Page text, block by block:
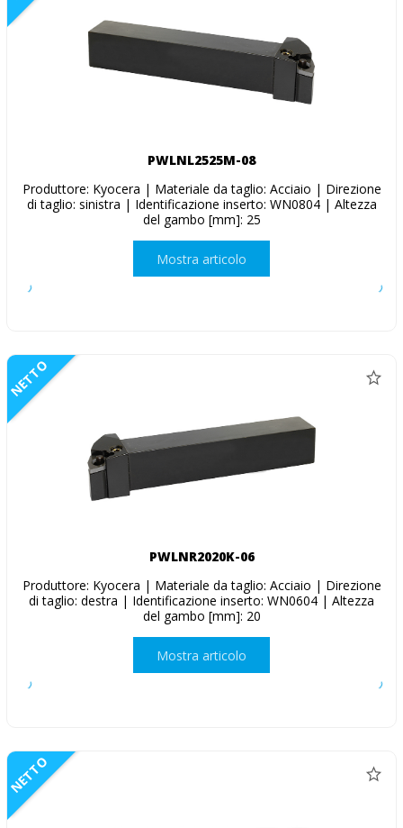
PWLNL2525M-08
Produttore: Kyocera | Materiale da taglio: Acciaio | Direzione
di taglio: sinistra | Identificazione inserto: WN0804 | Altezza
del gambo [mm]: 25
Mostra articolo
NETTO
PWLNR2020K-06
Produttore: Kyocera | Materiale da taglio: Acciaio | Direzione
di taglio: destra | Identificazione inserto: WN0604 | Altezza
del gambo [mm]: 20
Mostra articolo
NETTO